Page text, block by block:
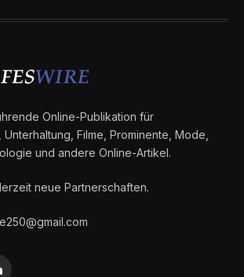
Online-Publikation für
Filme, Prominente, Mode,
und andere Online-Artikel.
neue Partnerschaften.